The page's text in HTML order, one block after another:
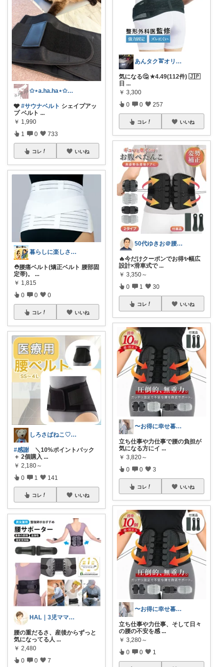
✩⋆a.ha.ha⋆✩🛒感謝っ❤︎
🩶 #サウナベルト シェイプアッ
プ ベルト ...
￥ 1,990
1 0 733
コレ いいね
暮らしに楽しさを｜生活雑貨と健康商品
⛑️腰痛ベルト(矯正ベルト 腰部固
定帯)。
...
￥ 1,815
0 0 0
コレ いいね
しろさばねこ♡トラベルも感謝🙇‍♀️
#感謝 ＼10%ポイントバック
＋ 2個購入 ...
￥ 2,180～
0 1 141
コレ いいね
HAL｜3児ママ・家事グッズ・プチプラ
腰の重だるさ、産後からずっと
気になってる人 ...
￥ 2,480
0 0 7
あんタク🚖オリ写卒業🥸C✋
気になる🤔 ★4.49(112件) 🇯🇵
日 ...
￥ 3,300
0 0 257
コレ いいね
50代ゆきお＠腰痛対策・改善グッズ
🔥今だけクーポンでお得✨幅広
設計×滑車式で ...
￥ 3,350～
0 1 30
コレ いいね
〜お得に幸せ暮らし〜
立ち仕事や力仕事で腰の負担が
気になる方にイ ...
￥ 3,820～
0 0 3
コレ いいね
〜お得に幸せ暮らし〜
立ち仕事や力仕事、そして日々
の腰の不安を感 ...
￥ 3,280～
0 0 1